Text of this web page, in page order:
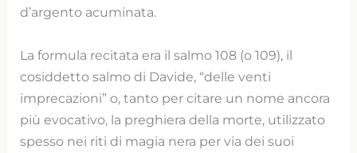
d’argento acuminata.
La formula recitata era il salmo 108 (o 109), il
cosiddetto salmo di Davide, “delle venti
imprecazioni” o, tanto per citare un nome ancora
più evocativo, la preghiera della morte, utilizzato
spesso nei riti di magia nera per via dei suoi